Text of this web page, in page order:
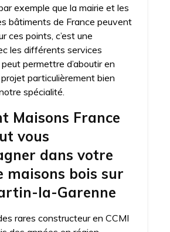
exemple que la mairie et les
bâtiments de France peuvent
ces points, c’est une
les différents services
permettre d’aboutir en
particulièrement bien
spécialité.
Maisons France
vous
dans votre
maisons bois sur
la-Garenne
rares constructeur en CCMI